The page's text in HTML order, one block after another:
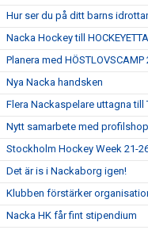
Hur ser du på ditt barns
Nacka Hockey till
Planera med
Nya Nacka handsken
Flera Nackaspelare uttagna till
Nytt samarbete med profilshop
Stockholm Hockey Week 21-
Det är is i Nackaborg igen!
Klubben förstärker
Nacka HK får fint stipendium